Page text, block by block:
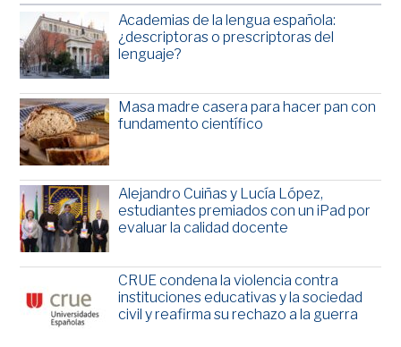
Academias de la lengua española:
¿descriptoras o prescriptoras del
lenguaje?
Masa madre casera para hacer pan con
fundamento científico
Alejandro Cuiñas y Lucía López,
estudiantes premiados con un iPad por
evaluar la calidad docente
CRUE condena la violencia contra
instituciones educativas y la sociedad
civil y reafirma su rechazo a la guerra